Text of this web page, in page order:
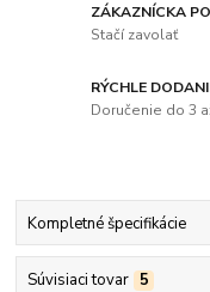
ZÁKAZNÍCKA
Stačí zavolať
RÝCHLE
Doručenie do 3
Kompletné špecifikácie
Súvisiaci tovar 5